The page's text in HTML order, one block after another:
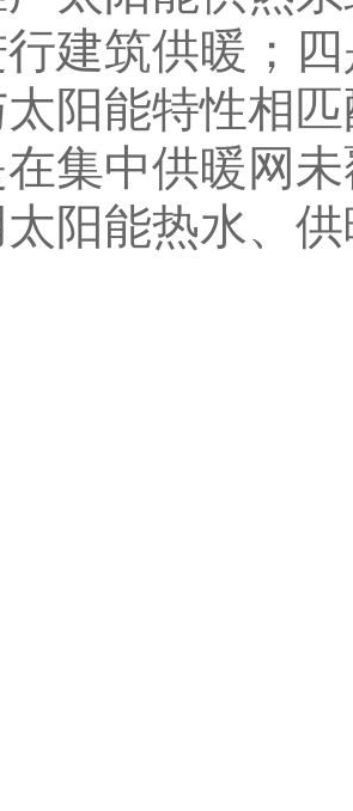
建筑供暖；
阳能特性相
集中供暖网
阳能热水、